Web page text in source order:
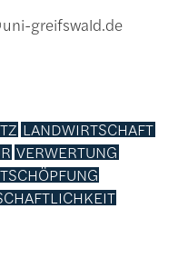
greifswald.de
LANDWIRTSCHAFT
VERWERTUNG